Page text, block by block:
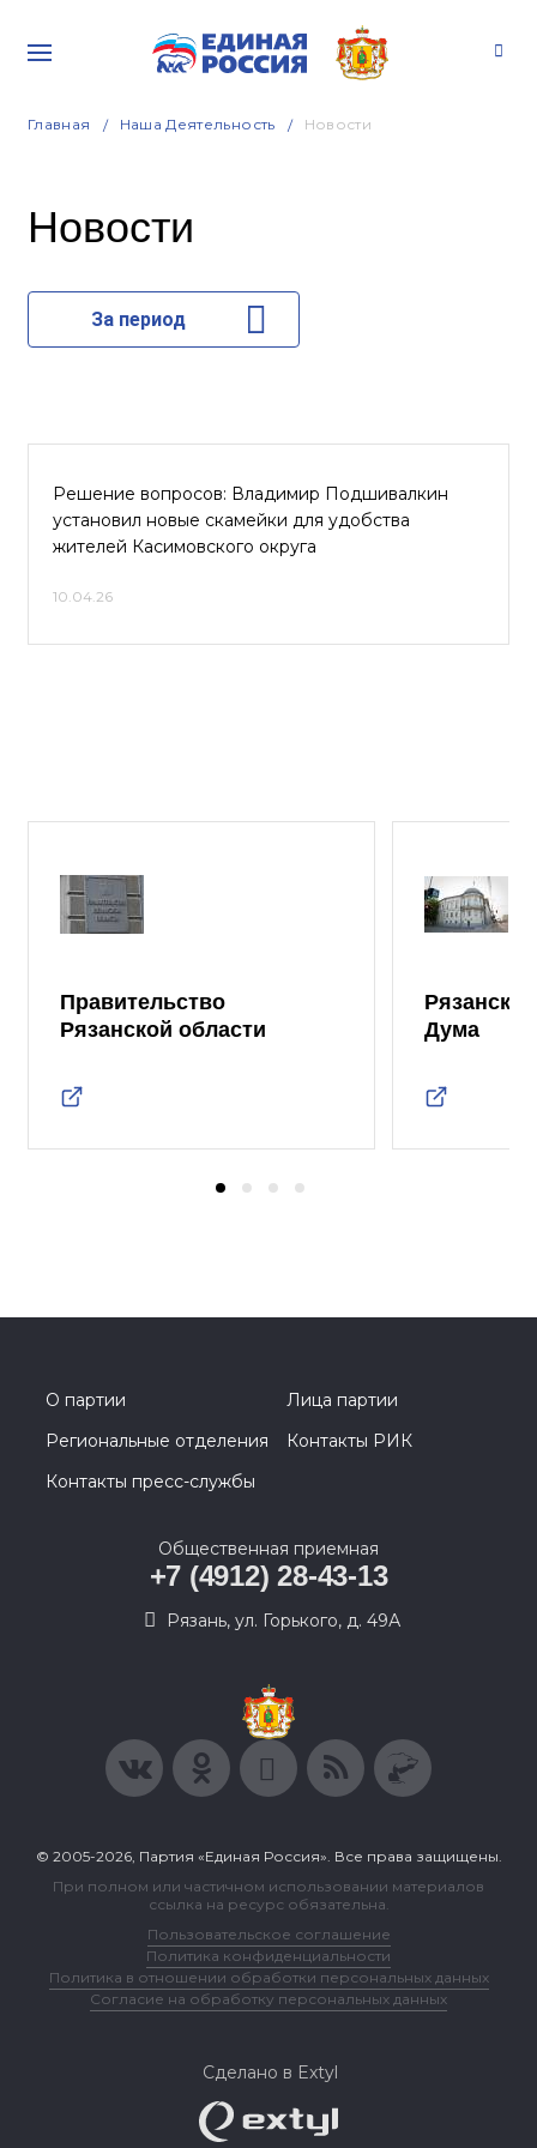
Главная Наша Деятельность Новости
Новости
За период
Решение вопросов: Владимир Подшивалкин
установил новые скамейки для удобства
жителей Касимовского округа
10.04.26
Правительство
Рязанской области
Дума
О партии
Лица партии
Региональные отделения
Контакты РИК
Контакты пресс-службы
Общественная приемная
+7 (4912) 28-43-13
Рязань, ул. Горького, д. 49А
© 2005-2026, Партия «Единая Россия». Все права защищены.
При полном или частичном использовании материалов
ссылка на ресурс обязательна.
Пользовательское соглашение
Политика конфиденциальности
Политика в отношении обработки персональных данных
Согласие на обработку персональных данных
Сделано в Extyl